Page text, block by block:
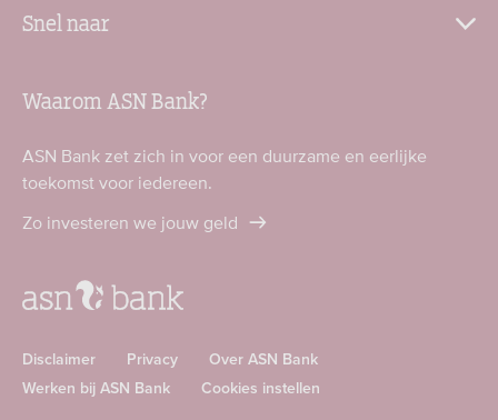
Snel naar
Waarom ASN Bank?
ASN Bank zet zich in voor een duurzame en eerlijke
toekomst voor iedereen.
Zo investeren we jouw geld
Disclaimer Privacy
Over ASN Bank
Werken bij ASN Bank
Cookies instellen